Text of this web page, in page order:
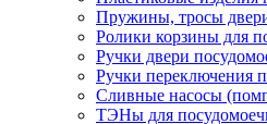
Пружины, тросы
Ролики корзины для
Ручки двери
Ручки переключения
Сливные насосы
ТЭНы для